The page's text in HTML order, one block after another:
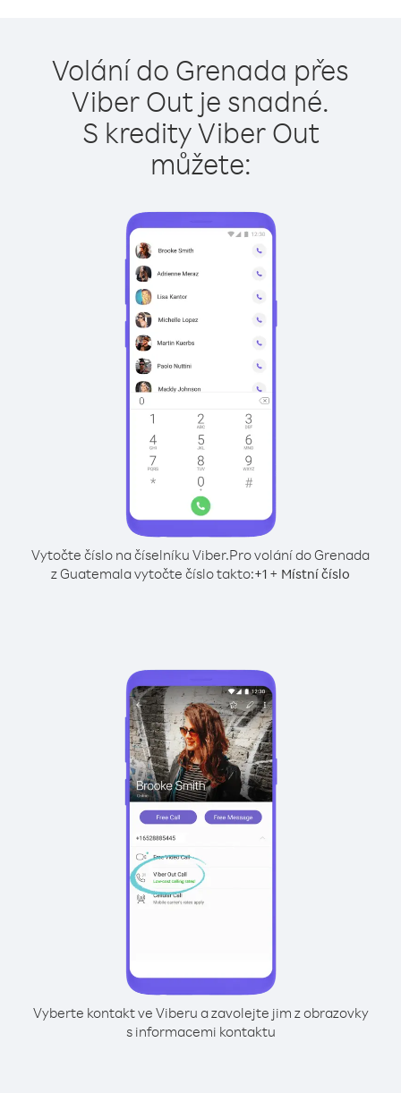
Volání do Grenada přes
Viber Out je snadné.
S kredity Viber Out
můžete:
Vytočte číslo na číselníku Viber.Pro volání do Grenada
z Guatemala vytočte číslo takto:+1 + Místní číslo
Vyberte kontakt ve Viberu a zavolejte jim z obrazovky
s informacemi kontaktu